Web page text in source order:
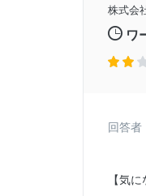
株式会
ワ
回答者
【気